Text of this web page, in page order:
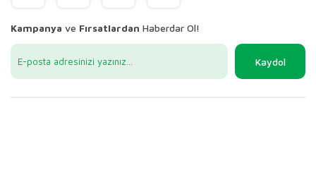
Kampanya ve Fırsatlardan Haberdar Ol!
Kaydol